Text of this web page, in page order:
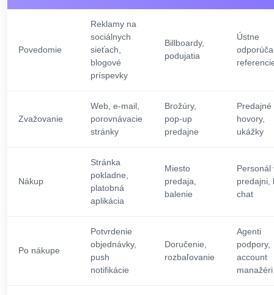
Povedomie
Reklamy na
sociálnych
sieťach,
blogové
príspevky
Billboardy,
podujatia
Ústne
Zvažovanie
Web, e-mail,
porovnávacie
stránky
Brožúry,
pop-up
predajne
Predajné
hovory,
ukážky
Nákup
Stránka
pokladne,
platobná
aplikácia
Miesto
predaja,
balenie
Personál
predajni,
chat
Po nákupe
Potvrdenie
objednávky,
push
notifikácie
Doručenie,
rozbaľovanie
Agenti
podpory,
account
manažéri